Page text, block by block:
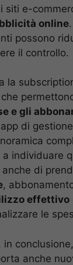
siti e-
online
possono
il controllo.
la
e gli
di
individuare
di
,
effettivo
le
anche